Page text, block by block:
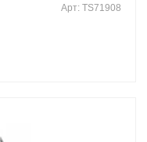
Арт: TS71908